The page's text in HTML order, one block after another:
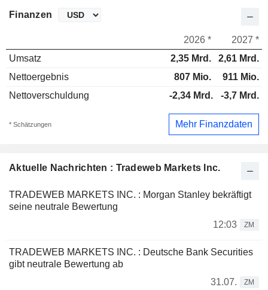
Aktuelle Nachrichten : Tradeweb Markets Inc.
TRADEWEB MARKETS INC. : Morgan Stanley bekräftigt
seine neutrale Bewertung
12:03
ZM
TRADEWEB MARKETS INC. : Deutsche Bank Securities
gibt neutrale Bewertung ab
31.07.
ZM
Finanzen
2026 *
2027 *
Umsatz
2,35 Mrd.
2,61 Mrd.
Nettoergebnis
807 Mio.
911 Mio.
Nettoverschuldung
-2,34 Mrd. -3,7 Mrd.
* Schätzungen Mehr Finanzdaten